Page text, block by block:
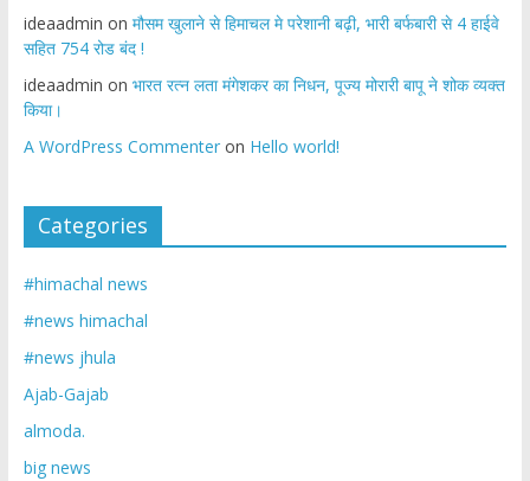
ideaadmin on मौसम खुलाने से हिमाचल मे परेशानी बढ़ी, भारी बर्फबारी से 4 हाईवे
सहित 754 रोड बंद !
ideaadmin on भारत रत्न लता मंगेशकर का निधन, पूज्य मोरारी बापू ने शोक व्यक्त
किया।
A WordPress Commenteron Hello world!
Categories
#himachal news
#news himachal
#news jhula
Ajab-Gajab
almoda.
big news